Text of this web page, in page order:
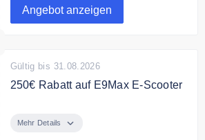
& LED. Jetzt 50% Rabatt sichern.
Angebot anzeigen
Gültig bis 31.08.2026
250€ Rabatt auf E9Max E-Scooter
einen E9Max 500W E-Scooter
Mehr Details